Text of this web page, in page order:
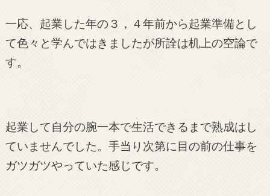
一応、起業した年の３，４年前から起業準備とし
て色々と学んではきましたが所詮は机上の空論で
す。
起業して自分の腕一本で生活できるまで熟成はし
ていませんでした。手当り次第に目の前の仕事を
ガツガツやっていた感じです。